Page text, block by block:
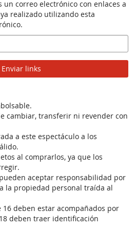
un correo electrónico con enlaces a
realizado utilizando esta
Enviar links
cambiar, transferir ni revender con
a este espectáculo a los
al comprarlos, ya que los
aceptar responsabilidad por
la propiedad personal traída al
16 deben estar acompañados por
deben traer identificación